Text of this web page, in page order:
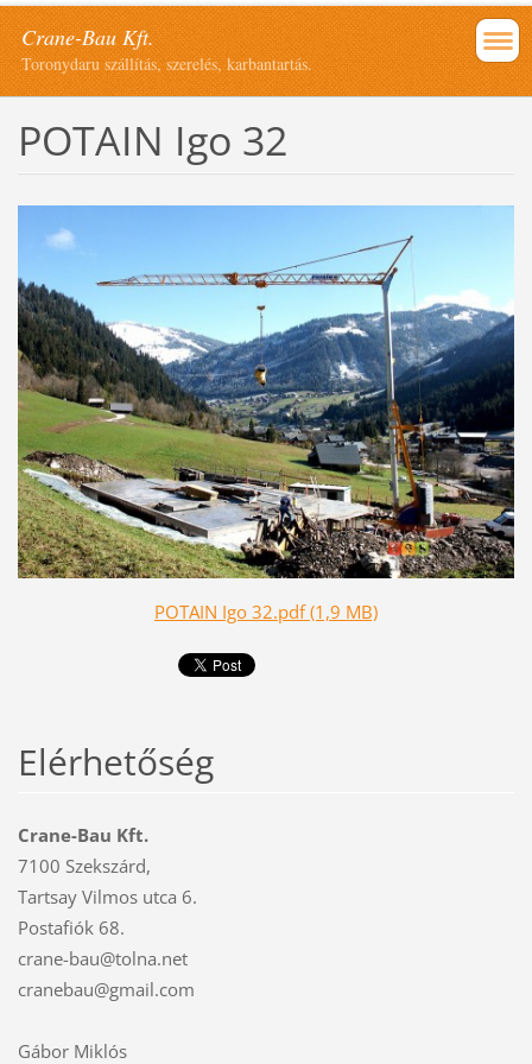
Crane-Bau Kft.
Toronydaru szállítás, szerelés, karbantartás.
POTAIN Igo 32
POTAIN Igo 32.pdf (1,9 MB)
Elérhetőség
Crane-Bau Kft.
7100 Szekszárd,
Tartsay Vilmos utca 6.
Postafiók 68.
crane-bau@tolna.net
cranebau@gmail.com
Gábor Miklós